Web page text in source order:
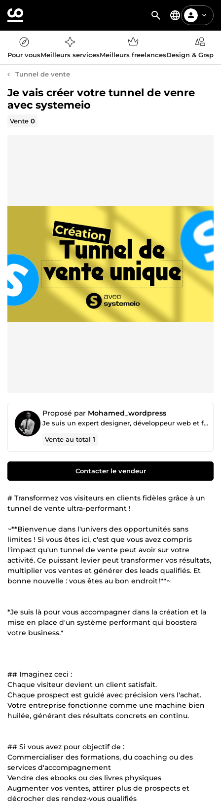
Pour vousMeilleurs servicesMeilleurs freelancesDesign &
Tunnel de vente
Je vais créer votre tunnel de venre
avec systemeio
Vente0
Proposé par Mohamed_wordpress
Je suis un expert designer, développeur web et funnel builder
Vente au total1
Contacter le vendeur
# Transformez vos visiteurs en clients fidèles grâce à un
tunnel de vente ultra-performant !
~**Bienvenue dans l'univers des opportunités sans
limites ! Si vous êtes ici, c'est que vous avez compris
l'impact qu'un tunnel de vente peut avoir sur votre
activité. Ce puissant levier peut transformer vos résultats,
multiplier vos ventes et générer des leads qualifiés. Et
bonne nouvelle : vous êtes au bon endroit !**~
*Je suis là pour vous accompagner dans la création et la
mise en place d'un système performant qui boostera
votre business.*
## Imaginez ceci :
Chaque visiteur devient un client satisfait.
Chaque prospect est guidé avec précision vers l'achat.
Votre entreprise fonctionne comme une machine bien
huilée, générant des résultats concrets en continu.
## Si vous avez pour objectif de :
Commercialiser des formations, du coaching ou des
services d'accompagnement
Vendre des ebooks ou des livres physiques
Augmenter vos ventes, attirer plus de prospects et
décrocher des rendez-vous qualifiés